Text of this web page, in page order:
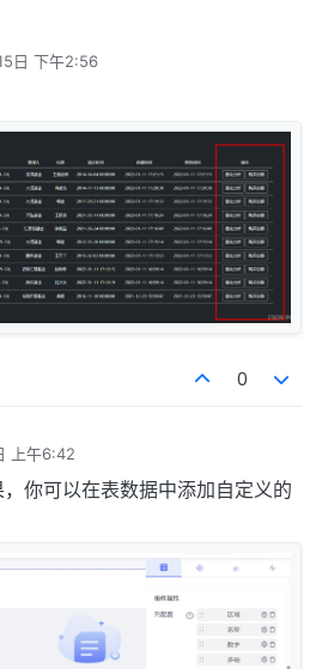
日 下午2:56
0
上午6:42
你可以在表数据中添加自定义的